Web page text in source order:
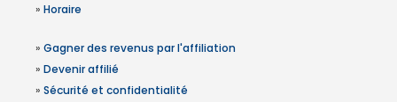
» Horaire
» Gagner des revenus par l'affiliation
» Devenir affilié
» Sécurité et confidentialité